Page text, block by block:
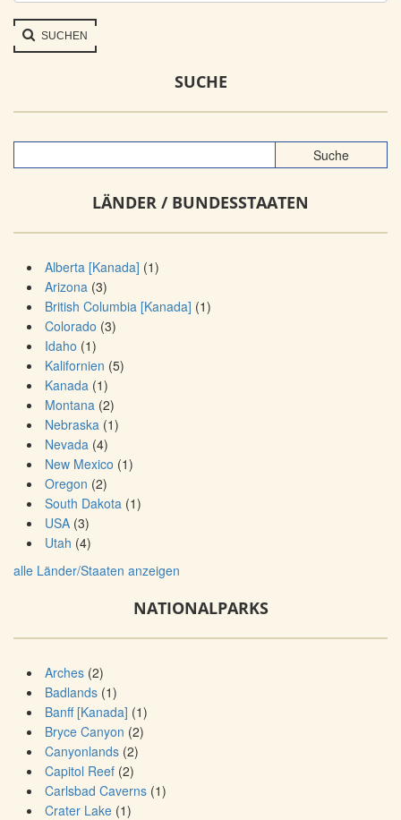
SUCHEN
SUCHE
LÄNDER / BUNDESSTAATEN
Alberta [Kanada] (1)
Arizona (3)
British Columbia [Kanada] (1)
Colorado (3)
Idaho (1)
Kalifornien (5)
Kanada (1)
Montana (2)
Nebraska (1)
Nevada (4)
New Mexico (1)
Oregon (2)
South Dakota (1)
USA (3)
Utah (4)
alle Länder/Staaten anzeigen
NATIONALPARKS
Arches (2)
Badlands (1)
Banff [Kanada] (1)
Bryce Canyon (2)
Canyonlands (2)
Capitol Reef (2)
Carlsbad Caverns (1)
Crater Lake (1)